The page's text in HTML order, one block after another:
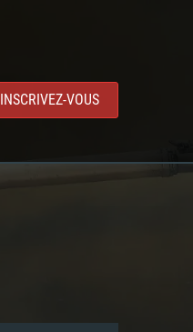
INSCRIVEZ-VOUS